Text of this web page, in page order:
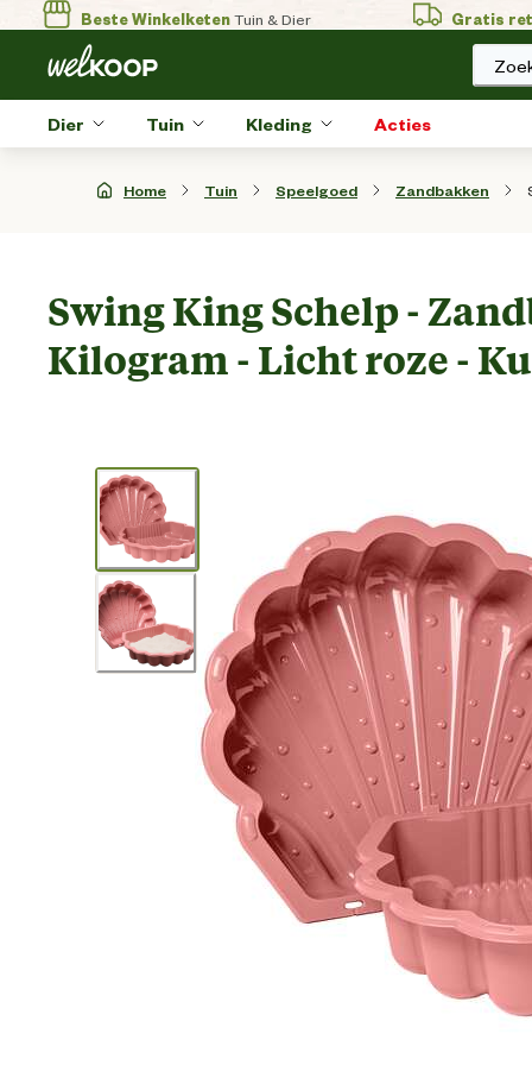
Beste WinkelketenTuin & Dier Gratis
Dier Tuin Kleding Acties
Home Tuin Speelgoed Zandbakken
Swing King Schelp -
Kilogram - Licht roze -